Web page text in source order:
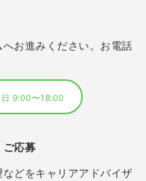
へお進みください。お電話
日 9:00〜18:00
ご応募
どをキャリアアドバイザ